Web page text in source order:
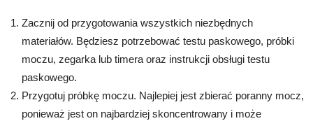
Zacznij od przygotowania wszystkich niezbędnych
materiałów. Będziesz potrzebować testu paskowego, próbki
moczu, zegarka lub timera oraz instrukcji obsługi testu
paskowego.
Przygotuj próbkę moczu. Najlepiej jest zbierać poranny mocz,
ponieważ jest on najbardziej skoncentrowany i może